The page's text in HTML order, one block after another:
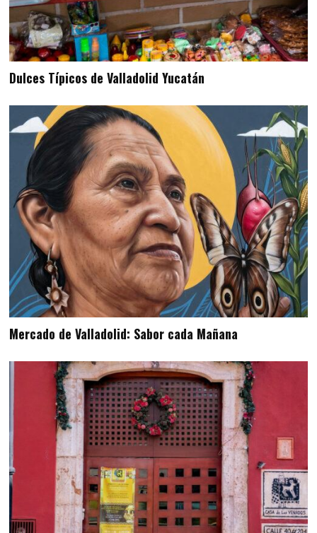
Dulces Típicos de Valladolid Yucatán
Mercado de Valladolid: Sabor cada Mañana